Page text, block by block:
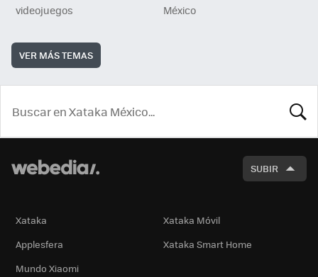
videojuegos
México
VER MÁS TEMAS
SUBIR
Xataka
Xataka Móvil
Applesfera
Xataka Smart Home
Mundo Xiaomi